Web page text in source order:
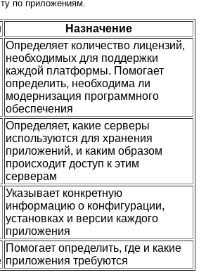
по приложениям.
Назначение
Определяет количество лицензий,
необходимых для поддержки
каждой платформы. Помогает
определить, необходима ли
модернизация программного
обеспечения
Определяет, какие серверы
используются для хранения
приложений, и каким образом
происходит доступ к этим
серверам
Указывает конкретную
информацию о конфигурации,
установках и версии каждого
приложения
Помогает определить, где и какие
приложения требуются